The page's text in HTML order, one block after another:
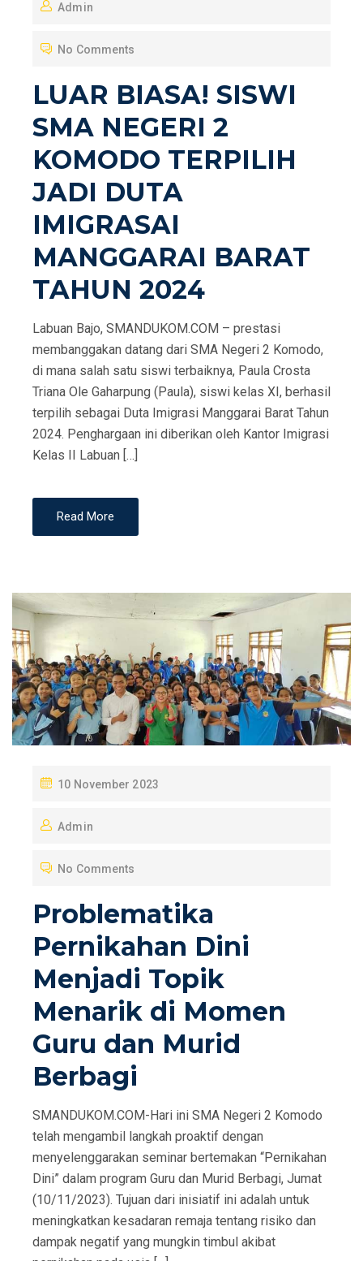
S
E
O
N
Admin
No Comments
LUAR BIASA! SISWI
SMA NEGERI 2
KOMODO TERPILIH
JADI DUTA
IMIGRASAI
MANGGARAI BARAT
TAHUN 2024
Labuan Bajo, SMANDUKOM.COM – prestasi
membanggakan datang dari SMA Negeri 2 Komodo,
di mana salah satu siswi terbaiknya, Paula Crosta
Triana Ole Gaharpung (Paula), siswi kelas XI, berhasil
terpilih sebagai Duta Imigrasi Manggarai Barat Tahun
2024. Penghargaan ini diberikan oleh Kantor Imigrasi
Kelas II Labuan […]
Read More
P
S
E
O
N
10 November 2023
Admin
No Comments
Problematika
Pernikahan Dini
Menjadi Topik
Menarik di Momen
Guru dan Murid
Berbagi
SMANDUKOM.COM-Hari ini SMA Negeri 2 Komodo
telah mengambil langkah proaktif dengan
menyelenggarakan seminar bertemakan “Pernikahan
Dini” dalam program Guru dan Murid Berbagi, Jumat
(10/11/2023). Tujuan dari inisiatif ini adalah untuk
meningkatkan kesadaran remaja tentang risiko dan
dampak negatif yang mungkin timbul akibat